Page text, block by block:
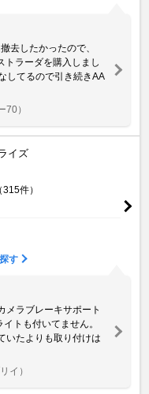
去したかったので、
トラーダを購入しまし
してるので引き続きAA
70）
イズ
（315件）
す
メラブレーキサポート
トも付いてません。
いたよりも取り付けは
イ）